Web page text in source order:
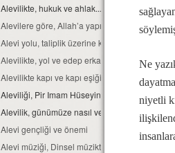
Alevilikte, hukuk ve ahlak...
Alevilere göre, Allah’a yapılacak en güzel
Alevi yolu, taliplik üzerine kurulmuştur...
Alevilikte, yol ve edep erkan nedir?
Alevilikte kapı ve kapı eşiğinin kutsallığı
Aleviliği, Pir Imam Hüseyin gibi yaşamak...
Alevilik, günümüze nasıl ve hangi kaynaklarla
Alevi gençliği ve önemi
Alevi müziği, Dinsel müziktir...
Ne
niyetli